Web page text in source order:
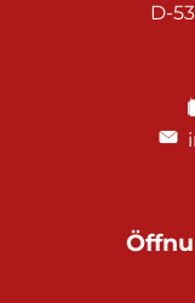
D-